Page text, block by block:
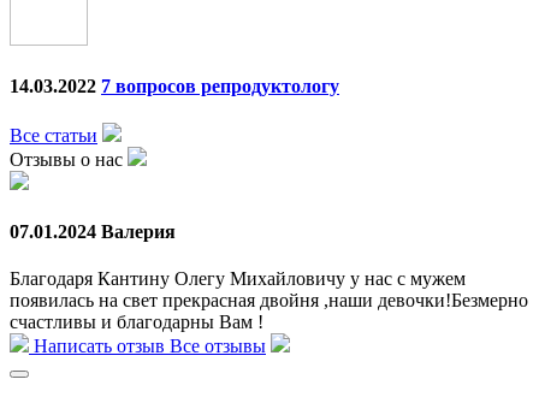
14.03.2022 7 вопросов репродуктологу
Все статьи
Отзывы о нас
07.01.2024 Валерия
Благодаря Кантину Олегу Михайловичу у нас с мужем
появилась на свет прекрасная двойня ,наши девочки!Безмерно
счастливы и благодарны Вам !
Написать отзыв Все отзывы